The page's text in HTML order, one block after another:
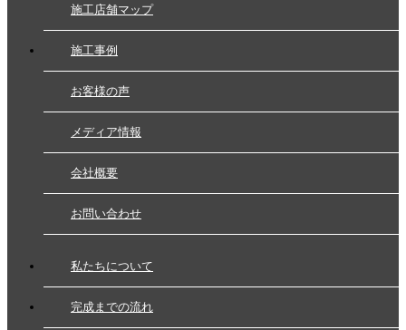
施工店舗マップ
施工事例
お客様の声
メディア情報
会社概要
お問い合わせ
私たちについて
完成までの流れ